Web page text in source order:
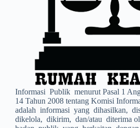
Informasi Publik menurut Pasal 1
14 Tahun 2008 tentang Komisi
adalah informasi yang dihasilkan,
dikelola, dikirim, dan/atau diterima